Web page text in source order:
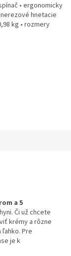
• ergonomicky
hnetacie
kg • rozmery
a 5
Či už chcete
krémy a rôzne
Pre
je k